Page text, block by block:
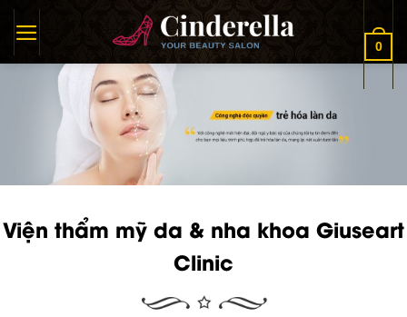
Skip
content
0
Viện thẩm mỹ da & nha khoa Giuseart
Clinic